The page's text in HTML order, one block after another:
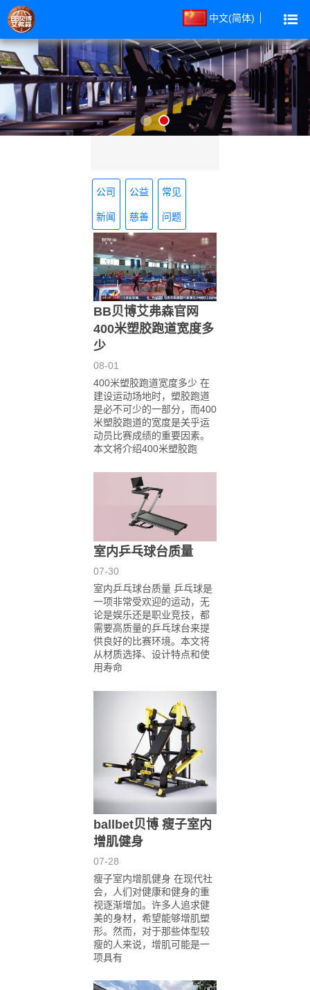
中文(简体)
公司
新闻
公益
慈善
常见
问题
BB贝博艾弗森官网
400米塑胶跑道宽度多
少
08-01
400米塑胶跑道宽度多少 在
建设运动场地时，塑胶跑道
是必不可少的一部分，而400
米塑胶跑道的宽度是关乎运
动员比赛成绩的重要因素。
本文将介绍400米塑胶跑
室内乒乓球台质量
07-30
室内乒乓球台质量 乒乓球是
一项非常受欢迎的运动，无
论是娱乐还是职业竞技，都
需要高质量的乒乓球台来提
供良好的比赛环境。本文将
从材质选择、设计特点和使
用寿命
ballbet贝博 瘦子室内
增肌健身
07-28
瘦子室内增肌健身 在现代社
会，人们对健康和健身的重
视逐渐增加。许多人追求健
美的身材，希望能够增肌塑
形。然而，对于那些体型较
瘦的人来说，增肌可能是一
项具有